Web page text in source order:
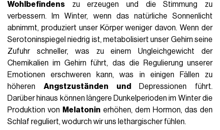
Wohlbefindens zu erzeugen und die Stimmung zu
verbessern. Im Winter, wenn das natürliche Sonnenlicht
abnimmt, produziert unser Körper weniger davon. Wenn der
Serotoninspiegel niedrig ist, metabolisiert unser Gehirn seine
Zufuhr schneller, was zu einem Ungleichgewicht der
Chemikalien im Gehirn führt, das die Regulierung unserer
Emotionen erschweren kann, was in einigen Fällen zu
höheren Angstzuständen und Depressionen führt.
Darüber hinaus können längere Dunkelperioden im Winter die
Produktion von Melatonin erhöhen, dem Hormon, das den
Schlaf reguliert, wodurch wir uns lethargischer fühlen.